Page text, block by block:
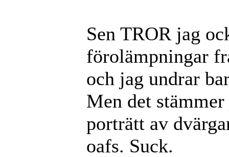
Sen TROR jag
förolämpningar
och jag undrar
Men det
porträtt av
oafs. Suck.